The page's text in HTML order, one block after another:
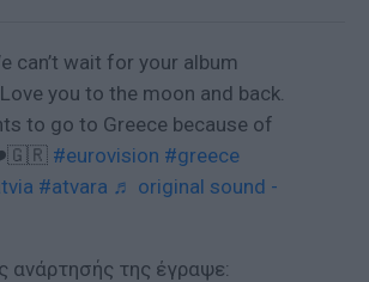
can’t wait for your album
you to the moon and back.
to go to Greece because of
#eurovision #greece
#atvara ♬ original sound -
ανάρτησής της έγραψε: